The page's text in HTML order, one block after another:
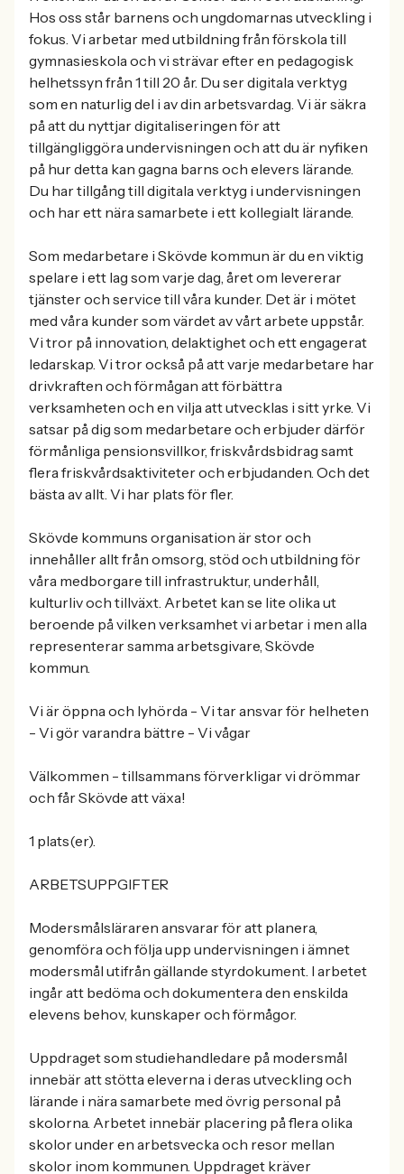
Hos oss står barnens och ungdomarnas utveckling i
fokus. Vi arbetar med utbildning från förskola till
gymnasieskola och vi strävar efter en pedagogisk
helhetssyn från 1 till 20 år. Du ser digitala verktyg
som en naturlig del i av din arbetsvardag. Vi är säkra
på att du nyttjar digitaliseringen för att
tillgängliggöra undervisningen och att du är nyfiken
på hur detta kan gagna barns och elevers lärande.
Du har tillgång till digitala verktyg i undervisningen
och har ett nära samarbete i ett kollegialt lärande.
Som medarbetare i Skövde kommun är du en viktig
spelare i ett lag som varje dag, året om levererar
tjänster och service till våra kunder. Det är i mötet
med våra kunder som värdet av vårt arbete uppstår.
Vi tror på innovation, delaktighet och ett engagerat
ledarskap. Vi tror också på att varje medarbetare har
drivkraften och förmågan att förbättra
verksamheten och en vilja att utvecklas i sitt yrke. Vi
satsar på dig som medarbetare och erbjuder därför
förmånliga pensionsvillkor, friskvårdsbidrag samt
flera friskvårdsaktiviteter och erbjudanden. Och det
bästa av allt. Vi har plats för fler.
Skövde kommuns organisation är stor och
innehåller allt från omsorg, stöd och utbildning för
våra medborgare till infrastruktur, underhåll,
kulturliv och tillväxt. Arbetet kan se lite olika ut
beroende på vilken verksamhet vi arbetar i men alla
representerar samma arbetsgivare, Skövde
kommun.
Vi är öppna och lyhörda - Vi tar ansvar för helheten
- Vi gör varandra bättre - Vi vågar
Välkommen - tillsammans förverkligar vi drömmar
och får Skövde att växa!
1 plats(er).
ARBETSUPPGIFTER
Modersmålsläraren ansvarar för att planera,
genomföra och följa upp undervisningen i ämnet
modersmål utifrån gällande styrdokument. I arbetet
ingår att bedöma och dokumentera den enskilda
elevens behov, kunskaper och förmågor.
Uppdraget som studiehandledare på modersmål
innebär att stötta eleverna i deras utveckling och
lärande i nära samarbete med övrig personal på
skolorna. Arbetet innebär placering på flera olika
skolor under en arbetsvecka och resor mellan
skolor inom kommunen. Uppdraget kräver